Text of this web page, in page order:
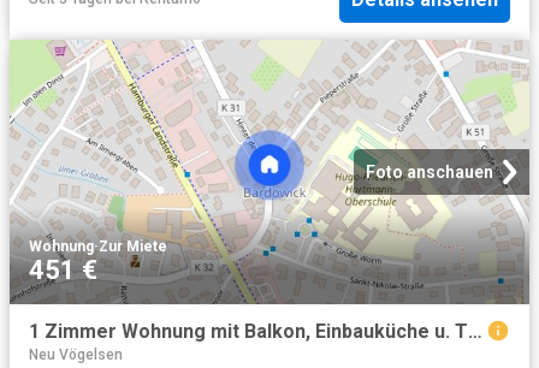
Foto anschauen
Wohnung·Zur Miete
451 €
1 Zimmer Wohnung mit Balkon, Einbauküche u. Tiefgaragenstellplatz
Neu Vögelsen